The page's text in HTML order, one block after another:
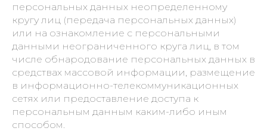
персональных данных неопределенному
кругу лиц (передача персональных данных)
или на ознакомление с персональными
данными неограниченного круга лиц, в том
числе обнародование персональных данных в
средствах массовой информации, размещение
в информационно-телекоммуникационных
сетях или предоставление доступа к
персональным данным каким-либо иным
способом.